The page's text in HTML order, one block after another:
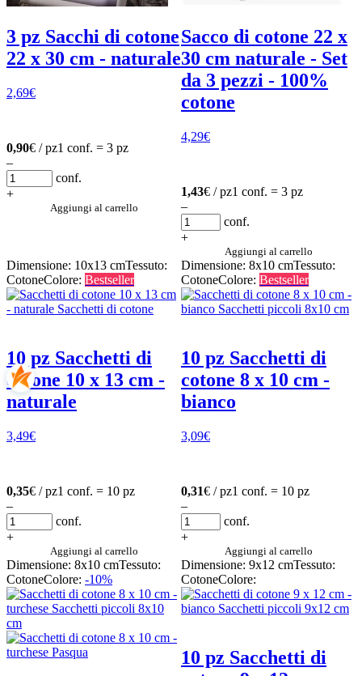
3 pz Sacchi di cotone
22 x 30 cm - naturale
2,69€
0,90€ / pz1 conf. = 3 pz
–
conf.
+
Aggiungi al carrello
Sacco di cotone 22 x
30 cm naturale - Set
da 3 pezzi - 100%
cotone
4,29€
1,43€ / pz1 conf. = 3 pz
–
conf.
+
Aggiungi al carrello
Dimensione: 10x13 cmTessuto:
CotoneColore: Bestseller
10 pz Sacchetti di
cotone 10 x 13 cm -
naturale
3,49€
0,35€ / pz1 conf. = 10 pz
–
conf.
+
Aggiungi al carrello
Dimensione: 8x10 cmTessuto:
CotoneColore: Bestseller
10 pz Sacchetti di
cotone 8 x 10 cm -
bianco
3,09€
0,31€ / pz1 conf. = 10 pz
–
conf.
+
Aggiungi al carrello
Dimensione: 8x10 cmTessuto:
CotoneColore: -10%
Dimensione: 9x12 cmTessuto:
CotoneColore:
10 pz Sacchetti di